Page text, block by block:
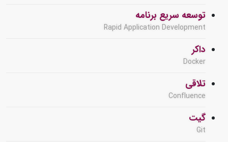
توسعه سریع برنامه
Rapid Application Development
داکر
Docker
تلاقی
Confluence
گیت
Git